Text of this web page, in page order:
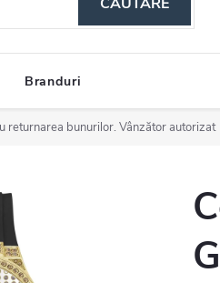
Branduri
returnarea bunurilor. Vânzător autorizat